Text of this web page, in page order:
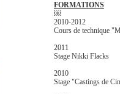
FORMATIONS
￼
2010-2012
Cours de technique
2011
Stage Nikki Flacks
2010
Stage "Castings de